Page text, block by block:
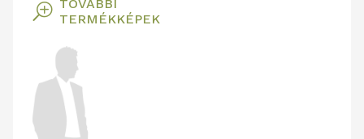
T TOVÁBBI
TERMÉKKÉPEK